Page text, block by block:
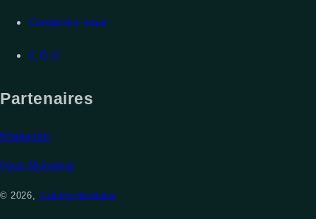
Contactez-nous
C.G.V
Partenaires
Khalamite
Vous Monsieur
© 2026, L'arrière boutique